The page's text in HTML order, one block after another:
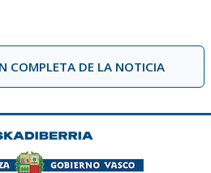
COMPLETA DE LA NOTICIA